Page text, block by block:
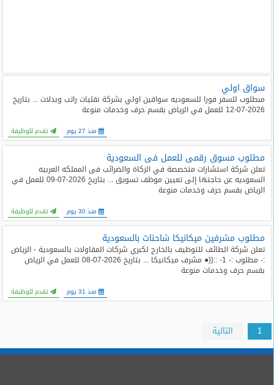
سواق اولي
مبطلوب للسفر فورا للسعوديه سواقين اولي بشركة نقليات راتب وبدلات ... بتاريخ
2026-07-12 للعمل في الرياض بقسم حرف وخدمات منوعة
منذ 27 يوم تقدم للوظيفة
مطلوب مسوق رقمى للعمل فى السعودية
تعلن شركة استشارات متخصصة في الزكاة والضرائب فى المملكه العربيه
السعوديه عن حاجتها إلى تعيين موظف تسويق ... بتاريخ 2026-07-09 للعمل في
الرياض بقسم حرف وخدمات منوعة
منذ 30 يوم تقدم للوظيفة
مطلوب مشرفين ميكانيكا شاحنات بالسعودية
تعلن شركة الطائف للتوظيف بالخارج لكبري شركات المقاولات بالسعودية - الرياض
:- مطلوب :- 1- ::{{● مشرف ميكانيكا ... بتاريخ 2026-07-08 للعمل في الرياض
بقسم حرف وخدمات منوعة
منذ 31 يوم تقدم للوظيفة
1 التالية